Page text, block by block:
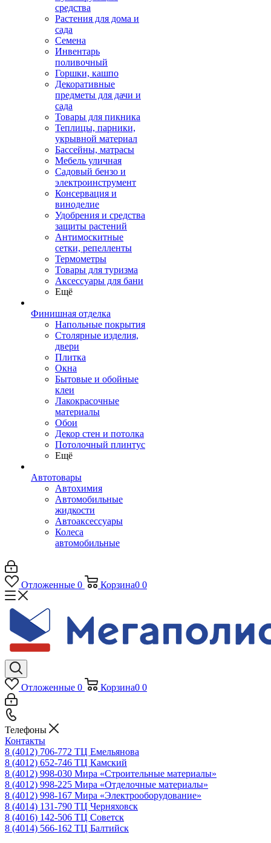
средства
Растения для дома и
сада
Семена
Инвентарь
поливочный
Горшки, кашпо
Декоративные
предметы для дачи и
сада
Товары для пикника
Теплицы, парники,
укрывной материал
Бассейны, матрасы
Мебель уличная
Садовый бензо и
электроинструмент
Консервация и
виноделие
Удобрения и средства
защиты растений
Антимоскитные
сетки, репелленты
Термометры
Товары для туризма
Аксессуары для бани
Ещё
Финишная отделка
Напольные покрытия
Столярные изделия,
двери
Плитка
Окна
Бытовые и обойные
клеи
Лакокрасочные
материалы
Обои
Декор стен и потолка
Потолочный плинтус
Ещё
Автотовары
Автохимия
Автомобильные
жидкости
Автоаксессуары
Колеса
автомобильные
Отложенные 0 Корзина0 0
Отложенные 0 Корзина0 0
Телефоны
Контакты
8 (4012) 706-772 ТЦ Емельянова
8 (4012) 652-746 ТЦ Камский
8 (4012) 998-030 Мира «Строительные материалы»
8 (4012) 998-225 Мира «Отделочные материалы»
8 (4012) 998-167 Мира «Электрооборудование»
8 (4014) 131-790 ТЦ Черняховск
8 (4016) 142-506 ТЦ Советск
8 (4014) 566-162 ТЦ Балтийск